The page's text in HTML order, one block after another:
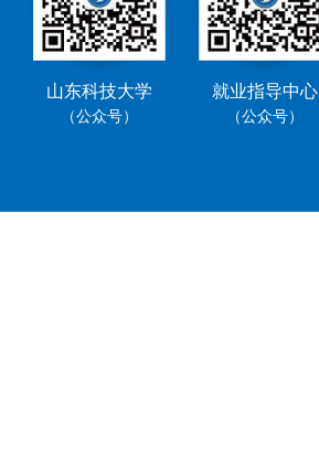
山东科技大学
（公众号）
就业指导中心
（公众号）